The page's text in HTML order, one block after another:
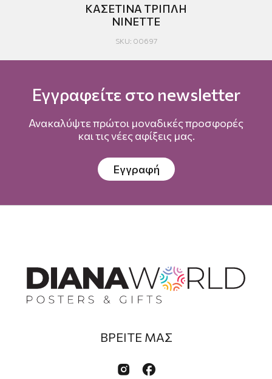
ΚΑΣΕΤΙΝΑ ΤΡΙΠΛΗ
NINETTE
SKU: 00697
Εγγραφείτε στο newsletter
Ανακαλύψτε πρώτοι μοναδικές προσφορές
και τις νέες αφίξεις μας.
Εγγραφή
ΒΡΕΙΤΕ ΜΑΣ
 